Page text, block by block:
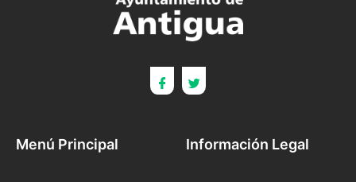
Menú Principal Información Legal